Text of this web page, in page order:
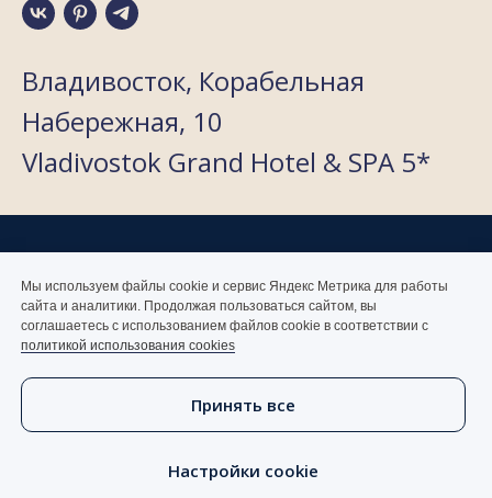
Мы используем файлы cookie и сервис Яндекс Метрика для работы
сайта и аналитики. Продолжая пользоваться сайтом, вы
соглашаетесь с использованием файлов cookie в соответствии с
политикой использования cookies
Принять все
Настройки cookie
Владивосток, Корабельная
Набережная, 10
Vladivostok Grand Hotel & SPA 5*
Согласие на обработку персональных данных
Согласие на получение рекламно-информационных рассылок
Оферта